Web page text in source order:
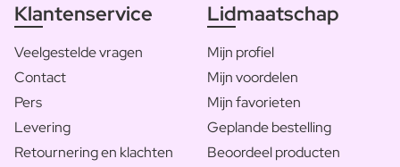
Klantenservice
Veelgestelde vragen
Contact
Pers
Levering
Retournering en klachten
Lidmaatschap
Mijn profiel
Mijn voordelen
Mijn favorieten
Geplande bestelling
Beoordeel producten